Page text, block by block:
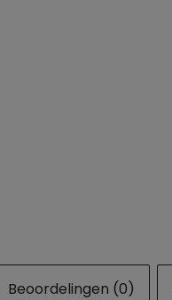
Beoordelingen (0)